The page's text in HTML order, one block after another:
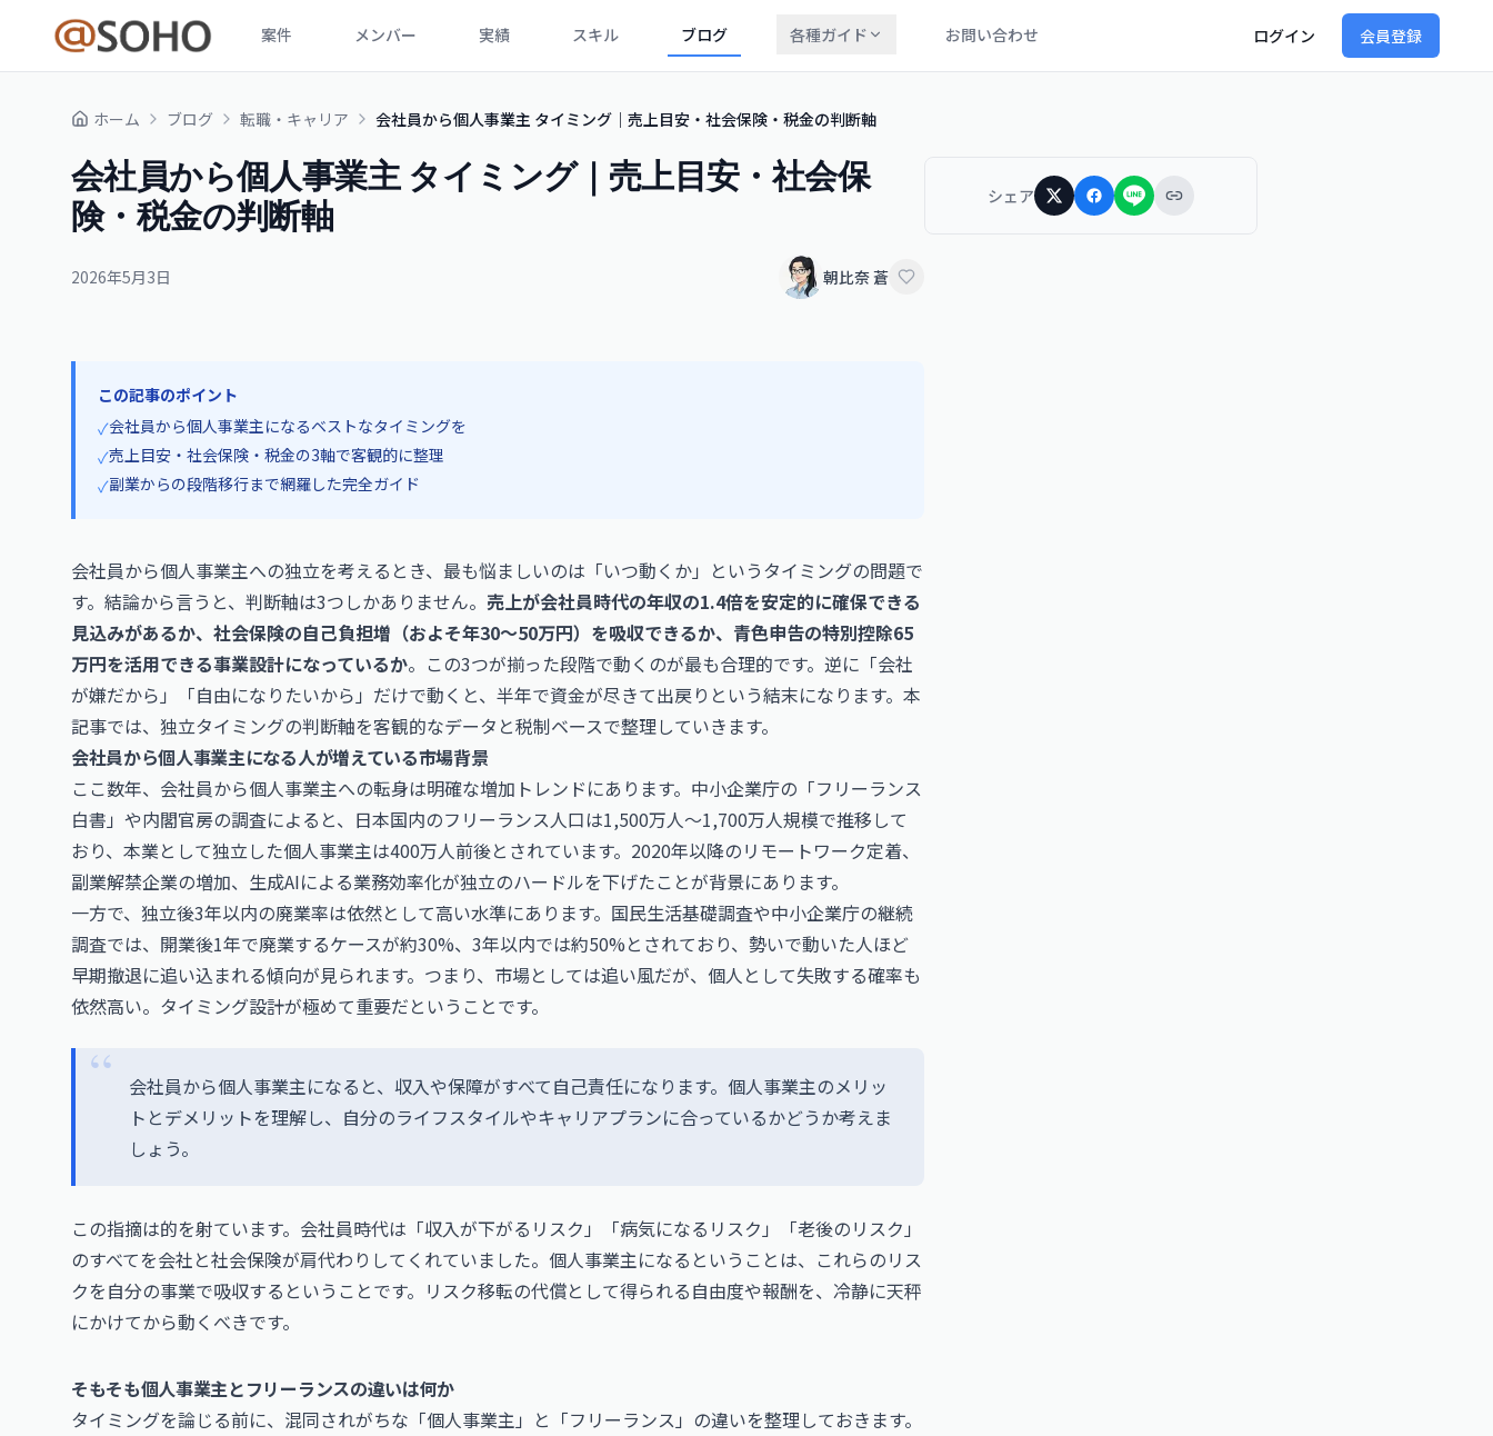
案件 メンバー 実績 スキル ブログ 各種ガイド お問い合わせ ログイン 会員登録
ホーム ブログ 転職・キャリア 会社員から個人事業主 タイミング｜売上目安・社会保険・税金の判断軸
会社員から個人事業主 タイミング｜売上目安・社会保
険・税金の判断軸
2026年5月3日 朝比奈 蒼
この記事のポイント
✓会社員から個人事業主になるベストなタイミングを
✓売上目安・社会保険・税金の3軸で客観的に整理
✓副業からの段階移行まで網羅した完全ガイド
会社員から個人事業主への独立を考えるとき、最も悩ましいのは「いつ動くか」というタイミングの問題で
す。結論から言うと、判断軸は3つしかありません。 売上が会社員時代の年収の1.4倍を安定的に確保できる
見込みがあるか、社会保険の自己負担増（およそ年30〜50万円）を吸収できるか、青色申告の特別控除65
万円を活用できる事業設計になっているか。この3つが揃った段階で動くのが最も合理的です。逆に「会社
が嫌だから」「自由になりたいから」だけで動くと、半年で資金が尽きて出戻りという結末になります。本
記事では、独立タイミングの判断軸を客観的なデータと税制ベースで整理していきます。
会社員から個人事業主になる人が増えている市場背景
ここ数年、会社員から個人事業主への転身は明確な増加トレンドにあります。中小企業庁の「フリーランス
白書」や内閣官房の調査によると、日本国内のフリーランス人口は1,500万人〜1,700万人規模で推移して
おり、本業として独立した個人事業主は400万人前後とされています。2020年以降のリモートワーク定着、
副業解禁企業の増加、生成AIによる業務効率化が独立のハードルを下げたことが背景にあります。
一方で、独立後3年以内の廃業率は依然として高い水準にあります。国民生活基礎調査や中小企業庁の継続
調査では、開業後1年で廃業するケースが約30%、3年以内では約50%とされており、勢いで動いた人ほど
早期撤退に追い込まれる傾向が見られます。つまり、市場としては追い風だが、個人として失敗する確率も
依然高い。タイミング設計が極めて重要だということです。
会社員から個人事業主になると、収入や保障がすべて自己責任になります。個人事業主のメリッ
トとデメリットを理解し、自分のライフスタイルやキャリアプランに合っているかどうか考えま
しょう。
この指摘は的を射ています。会社員時代は「収入が下がるリスク」「病気になるリスク」「老後のリスク」
のすべてを会社と社会保険が肩代わりしてくれていました。個人事業主になるということは、これらのリス
クを自分の事業で吸収するということです。リスク移転の代償として得られる自由度や報酬を、冷静に天秤
にかけてから動くべきです。
そもそも個人事業主とフリーランスの違いは何か
タイミングを論じる前に、混同されがちな「個人事業主」と「フリーランス」の違いを整理しておきます。
シェア